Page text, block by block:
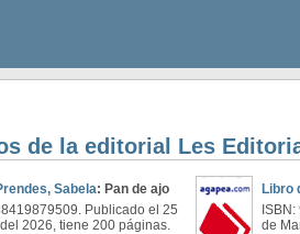
de la editorial Les
Sabela: Pan de ajo
Publicado el 25
2026, tiene 200 páginas.
Libro
de